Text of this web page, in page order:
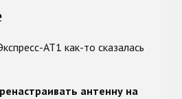
АТ1 как-то сказалась
антенну на